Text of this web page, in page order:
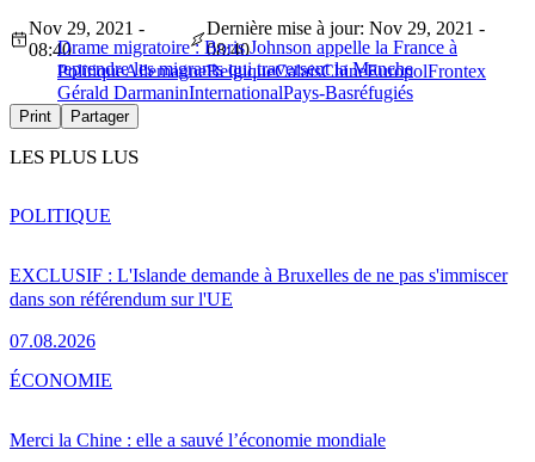
Drame migratoire : Boris Johnson appelle la France à
reprendre les migrants qui traversent la Manche
Nov 29, 2021 -
08:40
Dernière mise à jour: Nov 29, 2021 -
08:40
PolitiqueAllemagneBelgiqueCalaisChineEuropolFrontex
Gérald DarmaninInternationalPays-Basréfugiés
Print Partager
LES PLUS LUS
EXCLUSIF : L'Islande demande à Bruxelles de ne pas s'immiscer
dans son référendum sur l'UE
07.08.2026
POLITIQUE
Merci la Chine : elle a sauvé l’économie mondiale
ÉCONOMIE